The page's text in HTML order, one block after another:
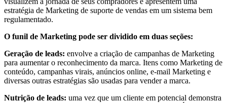
estratégia de Marketing de suporte de vendas em um sistema bem
regulamentado.
O funil de Marketing pode ser dividido em duas seções:
Geração de leads: envolve a criação de campanhas de Marketing
para aumentar o reconhecimento da marca. Itens como Marketing de
conteúdo, campanhas virais, anúncios online, e-mail Marketing e
diversas outras estratégias são usadas ​​para vender a marca.
Nutrição de leads: uma vez que um cliente em potencial demonstra